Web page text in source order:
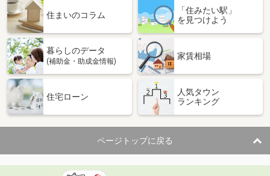
住まいのコラム
「住みたい駅」
を見つけよう
暮らしのデータ
(補助金・助成金情報)
家賃相場
住宅ローン
人気タウン
ランキング
ページトップに戻る